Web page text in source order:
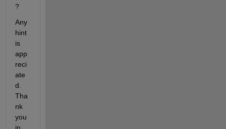
?
Any
hint
is
app
reci
ate
d.
Tha
nk
you